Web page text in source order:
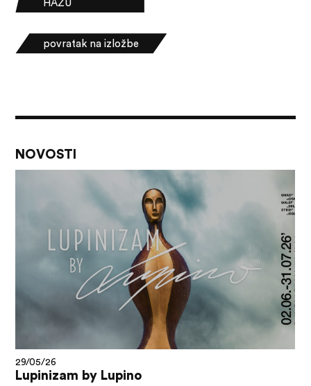
povratak na izložbe
NOVOSTI
28/05/26
Vizure Siska: umjetnost i memorija grada